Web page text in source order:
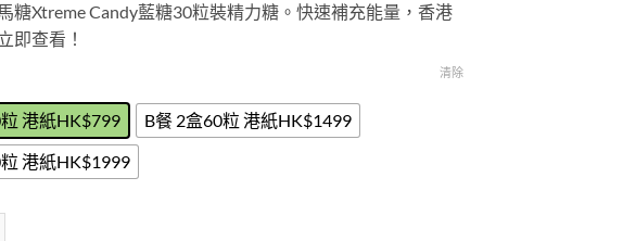
$799
through
糖Xtreme Candy藍糖30粒裝精力糖。快速補充能量，香港
即查看！
港紙HK$799
B餐 2盒60粒 港紙HK$1499
港紙HK$1999
清除